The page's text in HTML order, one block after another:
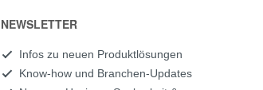
NEWSLETTER
Infos zu neuen Produktlösungen
Know-how und Branchen-Updates